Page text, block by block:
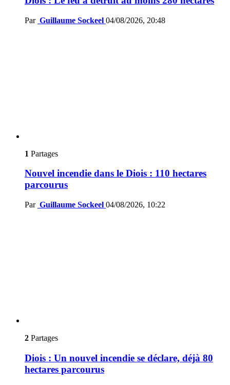
Par Guillaume Sockeel 04/08/2026, 20:48
1 Partages
Nouvel incendie dans le Diois : 110 hectares
parcourus
Par Guillaume Sockeel 04/08/2026, 10:22
2 Partages
Diois : Un nouvel incendie se déclare, déjà 80
hectares parcourus